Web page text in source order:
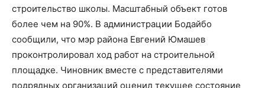
строительство школы. Масштабный объект готов
более чем на 90%. В администрации Бодайбо
сообщили, что мэр района Евгений Юмашев
проконтролировал ход работ на строительной
площадке. Чиновник вместе с представителями
подрядных организаций оценил текущее состояние